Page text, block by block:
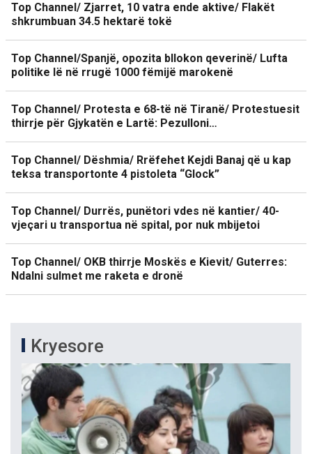
Top Channel/ Zjarret, 10 vatra ende aktive/ Flakët
shkrumbuan 34.5 hektarë tokë
Top Channel/Spanjë, opozita bllokon qeverinë/ Lufta
politike lë në rrugë 1000 fëmijë marokenë
Top Channel/ Protesta e 68-të në Tiranë/ Protestuesit
thirrje për Gjykatën e Lartë: Pezulloni…
Top Channel/ Dëshmia/ Rrëfehet Kejdi Banaj që u kap
teksa transportonte 4 pistoleta “Glock”
Top Channel/ Durrës, punëtori vdes në kantier/ 40-
vjeçari u transportua në spital, por nuk mbijetoi
Top Channel/ OKB thirrje Moskës e Kievit/ Guterres:
Ndalni sulmet me raketa e dronë
Kryesore